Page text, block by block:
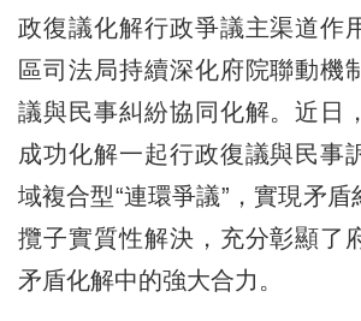
政復議化解行政爭議主渠道作
區司法局持續深化府院聯動機
議與民事糾紛協同化解。近日
成功化解一起行政復議與民事
域複合型“連環爭議”，實現矛
攬子實質性解決，充分彰顯了
矛盾化解中的強大合力。